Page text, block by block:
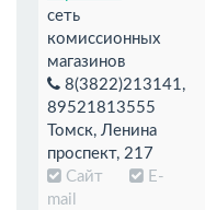
сеть
комиссионных
магазинов
8(3822)213141,
89521813555
Томск, Ленина
проспект, 217
Сайт
E-
mail